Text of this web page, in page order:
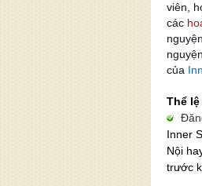
viên,
các
của
Thể
Inner
Nội
trước